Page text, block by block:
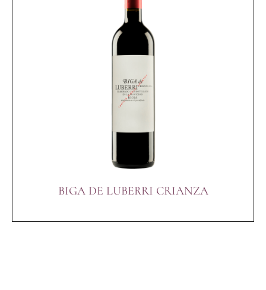
BIGA DE LUBERRI CRIANZA